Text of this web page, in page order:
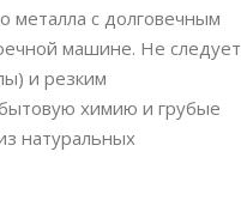
металла с долговечным
машине. Не следует
и резким
химию и грубые
натуральных